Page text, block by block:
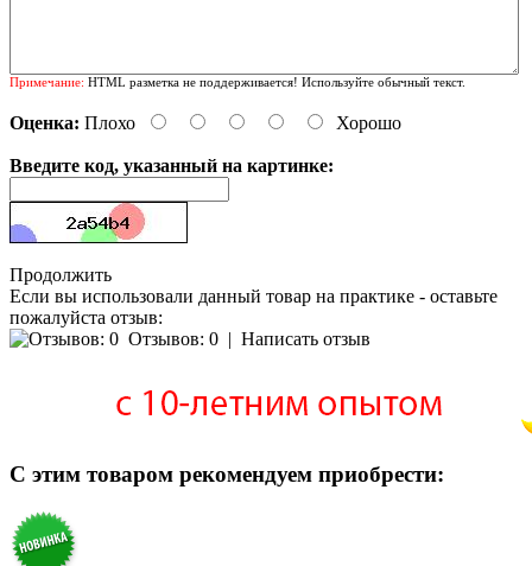
Примечание: HTML разметка не поддерживается! Используйте обычный текст.
Оценка: Плохо Хорошо
Введите код, указанный на картинке:
Продолжить
Если вы использовали данный товар на практике - оставьте
пожалуйста отзыв:
Отзывов: 0 | Написать отзыв
С этим товаром рекомендуем приобрести: